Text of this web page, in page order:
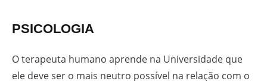
PSICOLOGIA
O terapeuta humano aprende na Universidade que
ele deve ser o mais neutro possível na relação com o